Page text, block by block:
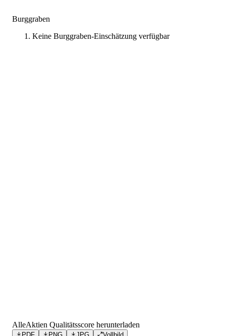
Burggraben
Keine Burggraben-Einschätzung verfügbar
AlleAktien Qualitätsscore herunterladen